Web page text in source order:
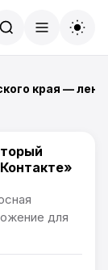
края —
для